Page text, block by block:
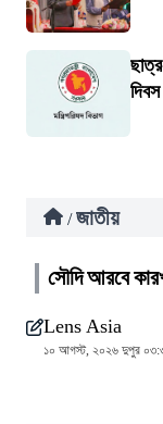
/ জাতীয়
সৌদি আরবে
Lens Asia
১০ আগস্ট, ২০২৬ দুপুর